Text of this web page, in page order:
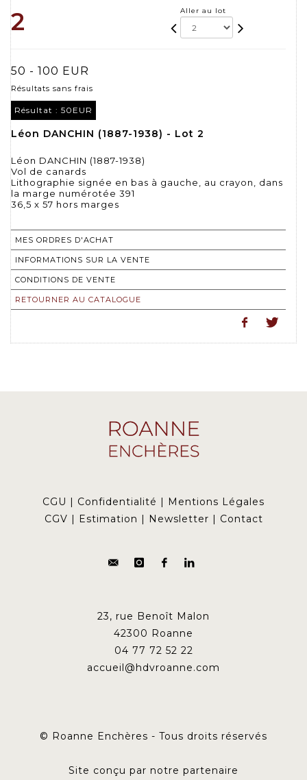
2 Aller au lot
50 - 100 EUR
Résultats sans frais
Résultat : 50EUR
Léon DANCHIN (1887-1938) - Lot 2
Léon DANCHIN (1887-1938)
Vol de canards
Lithographie signée en bas à gauche, au crayon, dans
la marge numérotée 391
36,5 x 57 hors marges
MES ORDRES D'ACHAT
INFORMATIONS SUR LA VENTE
CONDITIONS DE VENTE
RETOURNER AU CATALOGUE
CGU Confidentialité
Mentions Légales
CGV
Estimation Newsletter Contact
23, rue Benoît Malon
42300 Roanne
04 77 72 52 22
accueil@hdvroanne.com
© Roanne Enchères - Tous droits réservés
Site conçu par notre partenaire